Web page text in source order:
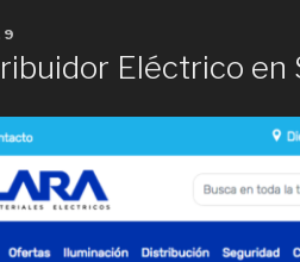
Eléctrico en